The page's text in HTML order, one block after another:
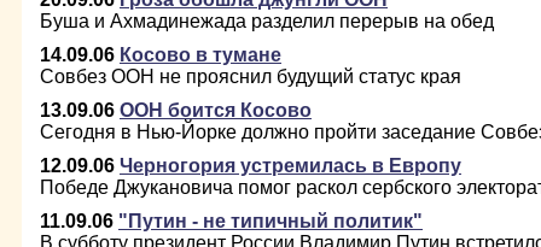
Буша и Ахмадинежада разделил перерыв на обед
14.09.06 Косово в тумане
Совбез ООН не прояснил будущий статус края
13.09.06 ООН боится Косово
Сегодня в Нью-Йорке должно пройти заседание
12.09.06 Черногория устремилась в Европу
Победе Джукановича помог раскол сербского
11.09.06 "Путин - не типичный политик"
В субботу президент России Владимир Путин